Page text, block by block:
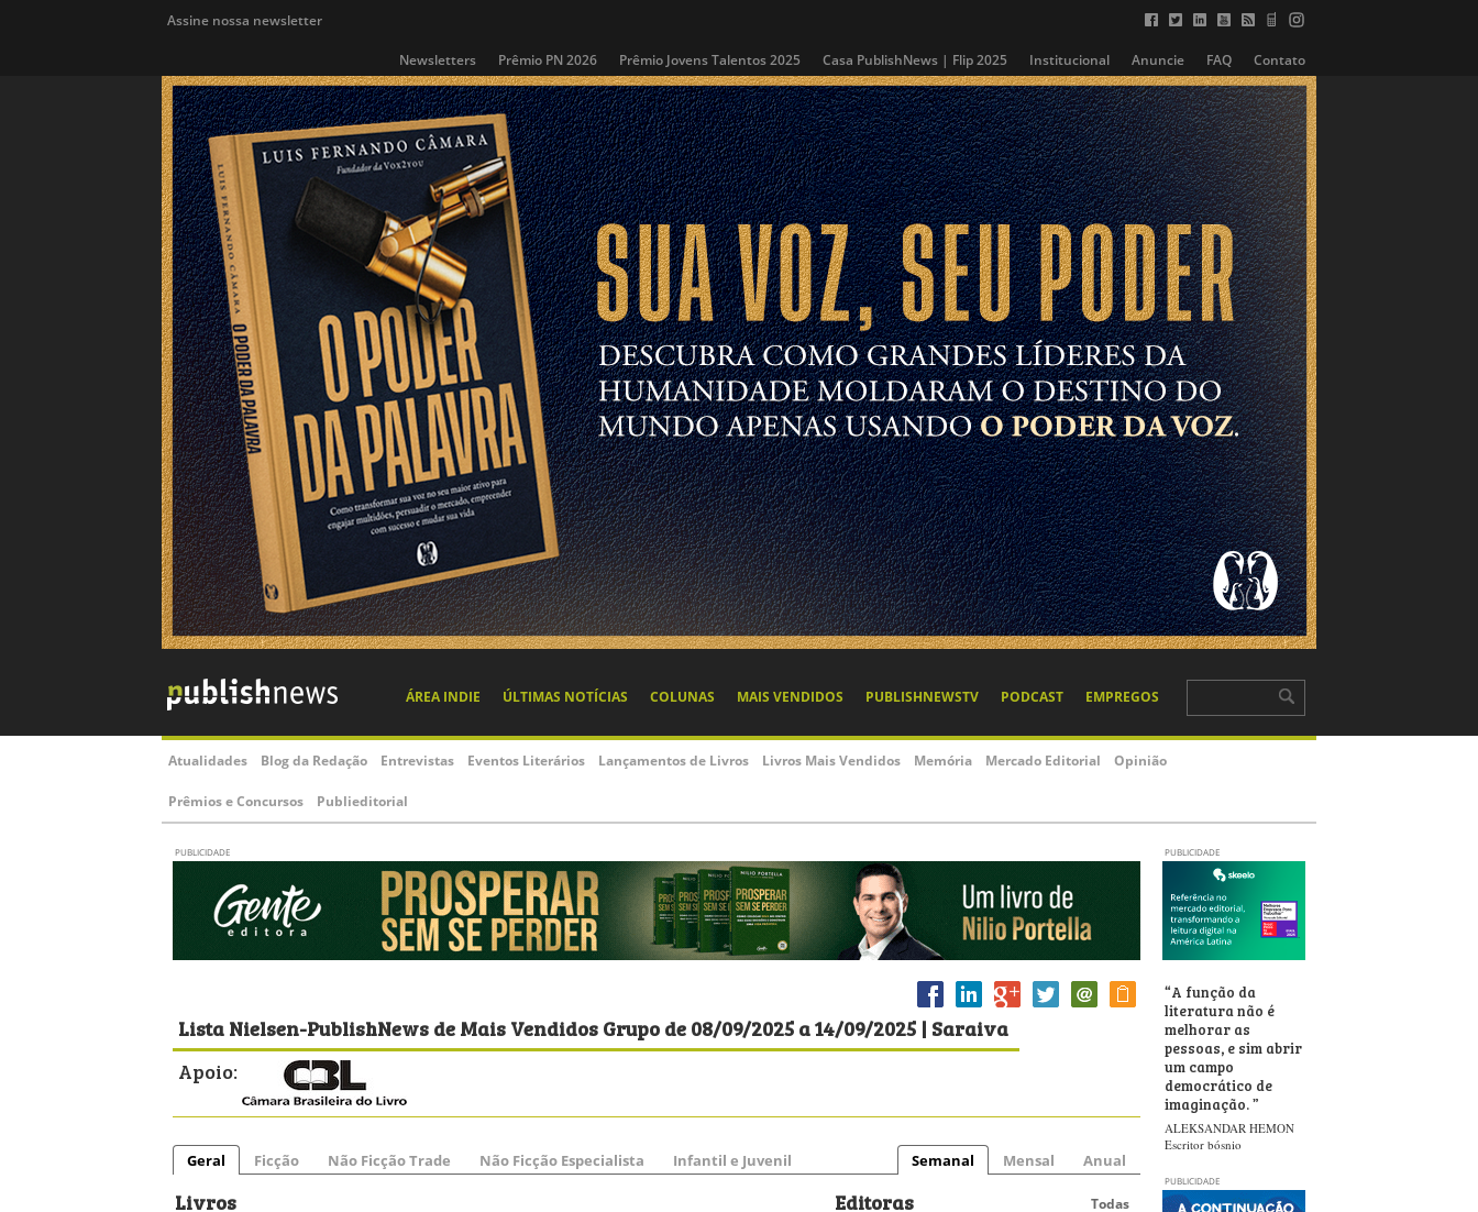
Assine nossa newsletter
Newsletters Prêmio PN 2026 Prêmio Jovens Talentos 2025 Casa PublishNews | Flip 2025 Institucional Anuncie FAQ Contato
ÁREA INDIE ÚLTIMAS NOTÍCIAS COLUNAS MAIS VENDIDOS PUBLISHNEWSTV PODCAST EMPREGOS
Atualidades Blog da Redação Entrevistas Eventos Literários Lançamentos de Livros Livros Mais Vendidos Memória Mercado Editorial Opinião
Prêmios e Concursos Publieditorial
PUBLICIDADE PUBLICIDADE
Lista Nielsen-PublishNews de Mais Vendidos Grupo de 08/09/2025 a 14/09/2025 | Saraiva
Apoio:
Geral Ficção Não Ficção Trade Não Ficção Especialista Infantil e Juvenil Semanal Mensal Anual
Livros Editoras Todas
“A função da
literatura não é
melhorar as
pessoas, e sim abrir
um campo
democrático de
imaginação.”
ALEKSANDAR HEMON
Escritor bósnio
PUBLICIDADE